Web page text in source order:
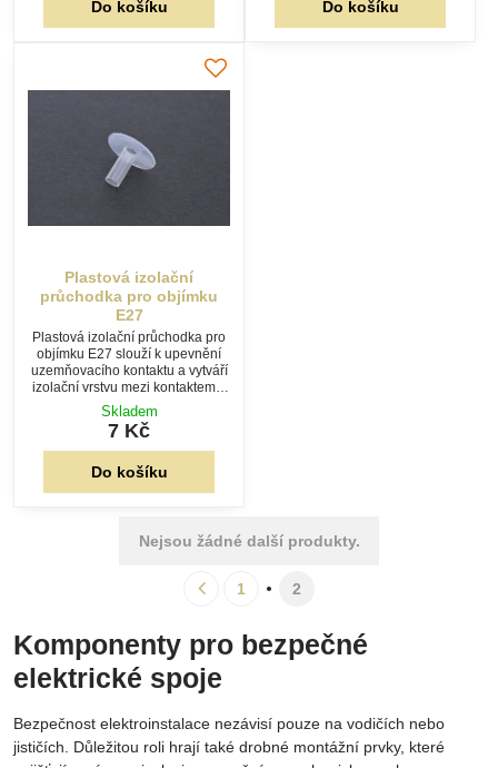
průchodka pro objímku
E27
Plastová izolační průchodka pro
objímku E27 slouží k upevnění
uzemňovacího kontaktu a vytváří
izolační vrstvu mezi kontaktem a
kovovou objímkou. Vhodná pro
výrobu, opravy i renovace
svítidel.
Skladem
7 Kč
Do košíku
Komponenty pro bezpečné
elektrické spoje
jističích. Důležitou roli hrají také drobné montážní prvky, které
zajišťují správnou izolaci, uzemnění a mechanickou ochranu